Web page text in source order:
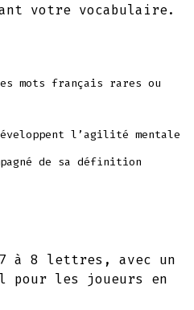
votre vocabulaire.
mots français rares ou
développent l’agilité mentale
de sa définition
7 à 8 lettres, avec un
pour les joueurs en